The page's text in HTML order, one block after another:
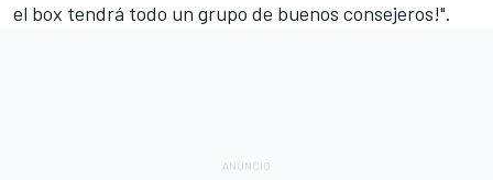
el box tendrá todo un grupo de buenos consejeros!".